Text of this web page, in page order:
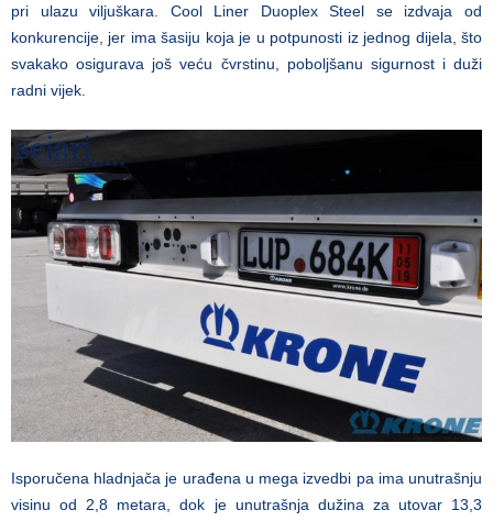
pri ulazu viljuškara. Cool Liner Duoplex Steel se izdvaja od
konkurencije, jer ima šasiju koja je u potpunosti iz jednog dijela, što
svakako osigurava još veću čvrstinu, poboljšanu sigurnost i duži
radni vijek.
Isporučena hladnjača je urađena u mega izvedbi pa ima unutrašnju
visinu od 2,8 metara, dok je unutrašnja dužina za utovar 13,3